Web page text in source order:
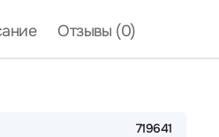
Отзывы (0)
719641